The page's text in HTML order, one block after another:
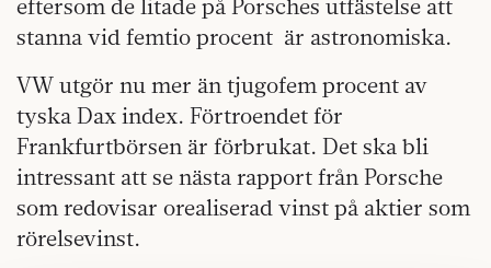
eftersom de litade på Porsches utfästelse att
stanna vid femtio procent är astronomiska.
VW utgör nu mer än tjugofem procent av
tyska Dax index. Förtroendet för
Frankfurtbörsen är förbrukat. Det ska bli
intressant att se nästa rapport från Porsche
som redovisar orealiserad vinst på aktier som
rörelsevinst.